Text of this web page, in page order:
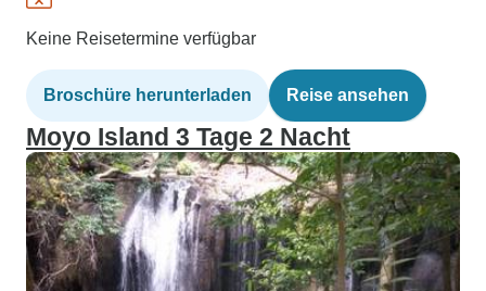
Keine Reisetermine verfügbar
Broschüre herunterladen Reise ansehen
Moyo Island 3 Tage 2 Nacht